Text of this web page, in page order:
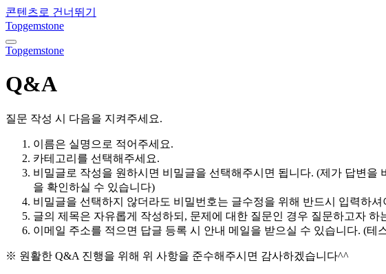
콘텐츠로 건너뛰기
Topgemstone
내
비
이
션
글
Topgemstone
Q&A
질문 작성 시 다음을 지켜주세요.
이름은 실명으로 적어주세요.
카테고리를 선택해주세요.
비밀글로 작성을 원하시면 비밀글을 선택해주시면 됩니다. (제가 답변
을 확인하실 수 있습니다)
비밀글을 선택하지 않더라도 비밀번호는 글수정을 위해 반드시 입력하셔
글의 제목은 자유롭게 작성하되, 문제에 대한 질문인 경우 질문하고자
이메일 주소를 적으면 답글 등록 시 안내 메일을 받으실 수 있습니다. (
※ 원활한 Q&A 진행을 위해 위 사항을 준수해주시면 감사하겠습니다^^